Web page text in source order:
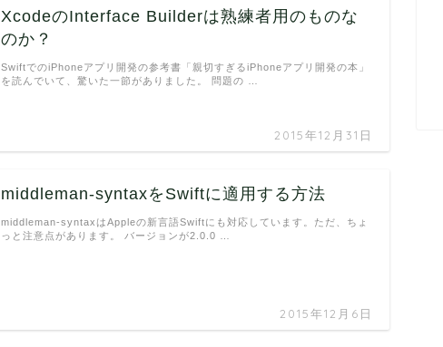
XcodeのInterface Builderは熟練者用のものな
のか？
2015年12月31日
SwiftでのiPhoneアプリ開発の参考書「親切すぎるiPhoneアプリ開発の本」
を読んでいて、驚いた一節がありました。 問題の …
middleman-syntaxをSwiftに適用する方法
2015年12月6日
middleman-syntaxはAppleの新言語Swiftにも対応しています。ただ、ちょ
っと注意点があります。 バージョンが2.0.0 …